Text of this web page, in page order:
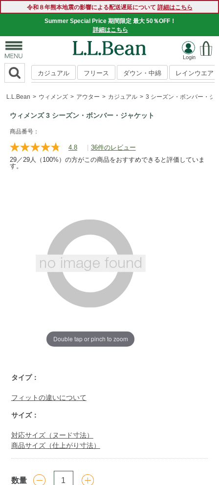
令和８年熊本地震の影響による配送遅延について 詳細はこちら
Summer Special Price 期間限定 最大 50％OFF！
詳細はこちら
カジュアル フリース ダウン・中綿 レインウエア
L.L.Bean ウィメンズ アウター カジュアル 3 シーズン・ボンバー・ジ
ウィメンズ 3 シーズン・ボンバー・ジャケット
https://www.llbean.co.jp/womens/outer/casual/g/
商品番号：
4.8
レ
ビ
ペ
ジ
ン
ク。
| 36件のレビュー
29／29人（100%）の方がこの商品をおすすめできると評価していま
す。
Double tap or pinch to zoom
タイプ：
フィットの違いについて
サイズ：
対応サイズ（ヌード寸法）
商品サイズ（仕上がり寸法）
数量